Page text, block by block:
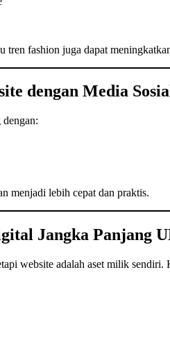
tren fashion juga dapat
dengan Media
menjadi lebih cepat dan praktis.
Jangka Panjang
website adalah aset milik